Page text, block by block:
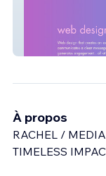
Rachel / Media
À propos
RACHEL /
TIMELESS